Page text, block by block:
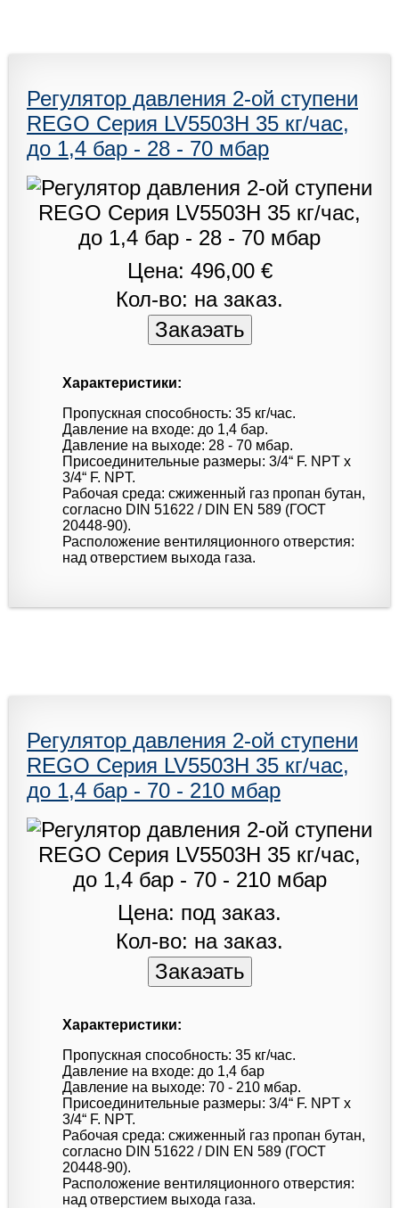
Регулятор давления 2-ой ступени
REGO Серия LV5503H 35 кг/час,
до 1,4 бар - 28 - 70 мбар
Цена: 496,00 €
Кол-во: на заказ.
Характеристики:
Пропускная способность: 35 кг/час.
Давление на входе: до 1,4 бар.
Давление на выходе: 28 - 70 мбар.
Присоединительные размеры: 3/4“ F. NPT x
3/4“ F. NPT.
Рабочая среда: сжиженный газ пропан бутан,
согласно DIN 51622 / DIN EN 589 (ГОСТ
20448-90).
Расположение вентиляционного отверстия:
над отверстием выхода газа.
Регулятор давления 2-ой ступени
REGO Серия LV5503H 35 кг/час,
до 1,4 бар - 70 - 210 мбар
Цена: под заказ.
Кол-во: на заказ.
Характеристики:
Пропускная способность: 35 кг/час.
Давление на входе: до 1,4 бар
Давление на выходе: 70 - 210 мбар.
Присоединительные размеры: 3/4“ F. NPT x
3/4“ F. NPT.
Рабочая среда: сжиженный газ пропан бутан,
согласно DIN 51622 / DIN EN 589 (ГОСТ
20448-90).
Расположение вентиляционного отверстия:
над отверстием выхода газа.